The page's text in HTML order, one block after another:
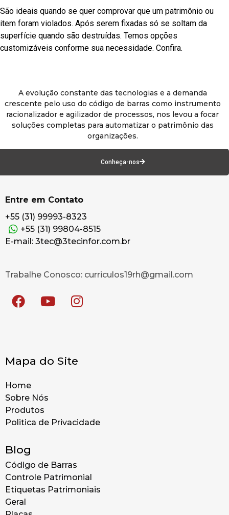
São ideais quando se quer comprovar que um patrimônio ou
item foram violados. Após serem fixadas só se soltam da
superfície quando são destruídas. Temos opções
customizáveis conforme sua necessidade. Confira.
A evolução constante das tecnologias e a demanda
crescente pelo uso do código de barras como instrumento
racionalizador e agilizador de processos, nos levou a focar
soluções completas para automatizar o patrimônio das
organizações.
Conheça-nos
Entre em Contato
+55 (31) 99993-8323
+55 (31) 99804-8515
E-mail: 3tec@3tecinfor.com.br
Trabalhe Conosco: curriculos19rh@gmail.com
Mapa do Site
Home
Sobre Nós
Produtos
Politica de Privacidade
Blog
Código de Barras
Controle Patrimonial
Etiquetas Patrimoniais
Geral